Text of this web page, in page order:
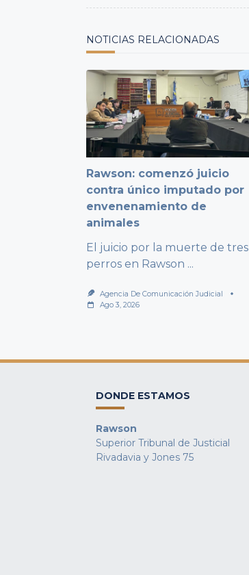
NOTICIAS RELACIONADAS
Rawson: comenzó juicio
contra único imputado por
envenenamiento de
animales
El juicio por la muerte de tres
perros en Rawson ...
Agencia De Comunicación Judicial
Ago 3, 2026
DONDE ESTAMOS
Rawson
Superior Tribunal de Justicial
Rivadavia y Jones 75